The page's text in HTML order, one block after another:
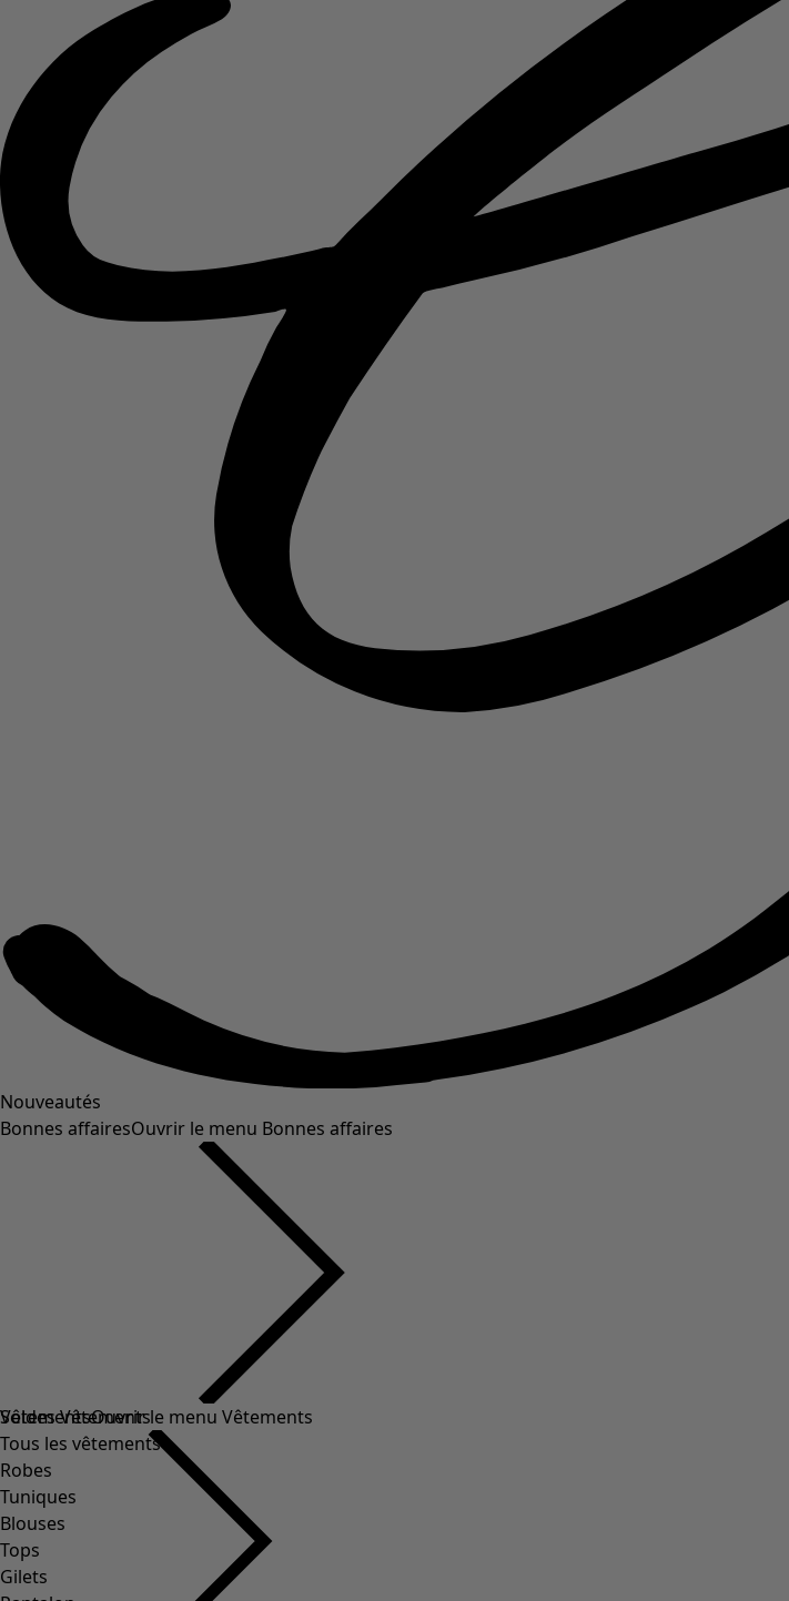
Nouveautés
Bonnes affairesOuvrir le menu Bonnes affaires
Soldes Vêtements
Tous les vêtements
Robes
Tuniques
Blouses
Tops
Gilets
VêtementsOuvrir le menu Vêtements